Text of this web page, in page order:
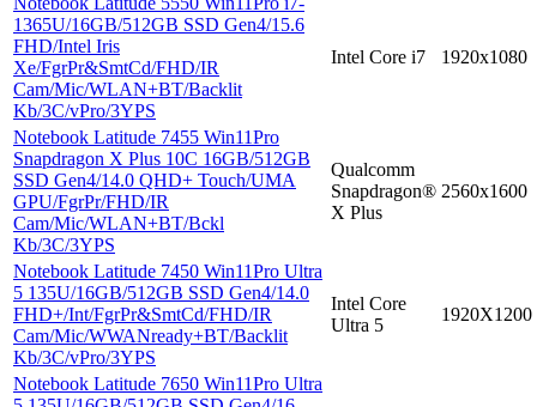
1365U/16GB/512GB SSD Gen4/15.6
FHD/Intel Iris
Xe/FgrPr&SmtCd/FHD/IR
Cam/Mic/WLAN+BT/Backlit
Kb/3C/vPro/3YPS
Intel Core i7 1920x1080
Notebook Latitude 7455 Win11Pro
Snapdragon X Plus 10C 16GB/512GB
SSD Gen4/14.0 QHD+ Touch/UMA
GPU/FgrPr/FHD/IR
Cam/Mic/WLAN+BT/Bckl
Kb/3C/3YPS
Qualcomm
Snapdragon®
X Plus
2560x1600
Notebook Latitude 7450 Win11Pro Ultra
5 135U/16GB/512GB SSD Gen4/14.0
FHD+/Int/FgrPr&SmtCd/FHD/IR
Cam/Mic/WWANready+BT/Backlit
Kb/3C/vPro/3YPS
Intel Core
Ultra 5
1920X1200
Notebook Latitude 7650 Win11Pro Ultra